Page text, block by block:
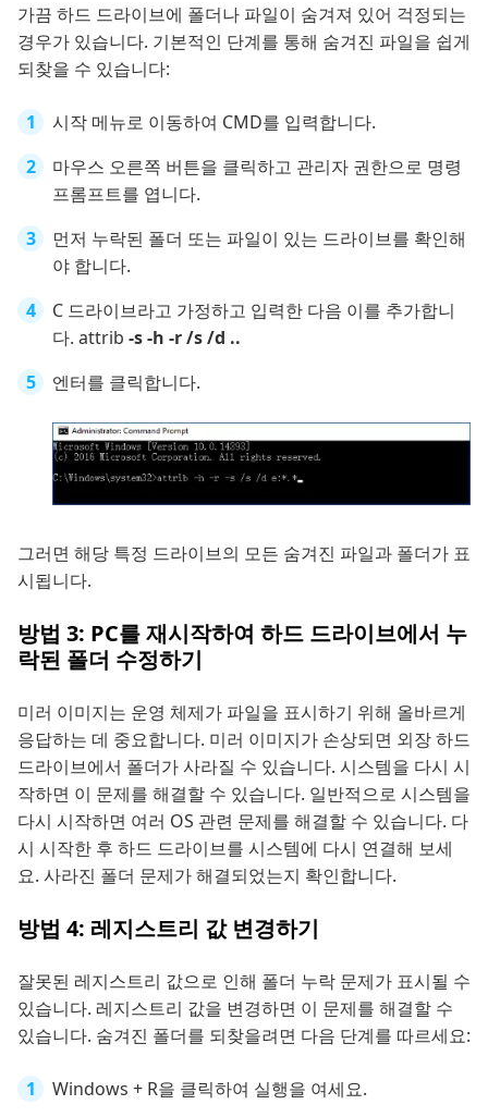
가끔 하드 드라이브에 폴더나 파일이 숨겨져 있어 걱정되는
경우가 있습니다. 기본적인 단계를 통해 숨겨진 파일을 쉽게
되찾을 수 있습니다:
시작 메뉴로 이동하여 CMD를 입력합니다.
마우스 오른쪽 버튼을 클릭하고 관리자 권한으로 명령
프롬프트를 엽니다.
먼저 누락된 폴더 또는 파일이 있는 드라이브를 확인해
야 합니다.
C 드라이브라고 가정하고 입력한 다음 이를 추가합니
다. attrib -s -h -r /s /d ..
엔터를 클릭합니다.
그러면 해당 특정 드라이브의 모든 숨겨진 파일과 폴더가 표
시됩니다.
방법 3: PC를 재시작하여 하드 드라이브에서 누
락된 폴더 수정하기
미러 이미지는 운영 체제가 파일을 표시하기 위해 올바르게
응답하는 데 중요합니다. 미러 이미지가 손상되면 외장 하드
드라이브에서 폴더가 사라질 수 있습니다. 시스템을 다시 시
작하면 이 문제를 해결할 수 있습니다. 일반적으로 시스템을
다시 시작하면 여러 OS 관련 문제를 해결할 수 있습니다. 다
시 시작한 후 하드 드라이브를 시스템에 다시 연결해 보세
요. 사라진 폴더 문제가 해결되었는지 확인합니다.
방법 4: 레지스트리 값 변경하기
잘못된 레지스트리 값으로 인해 폴더 누락 문제가 표시될 수
있습니다. 레지스트리 값을 변경하면 이 문제를 해결할 수
있습니다. 숨겨진 폴더를 되찾을려면 다음 단계를 따르세요:
Windows + R을 클릭하여 실행을 여세요.